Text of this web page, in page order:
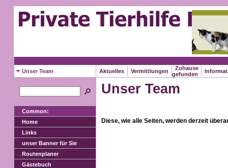
Unser Team Aktuelles Vermittlungen Zuhause
gefunden
Common:
Home
Links
unser Banner für Sie
Routenplaner
Gästebuch
Unser Team
Diese, wie alle Seiten, werden derzeit